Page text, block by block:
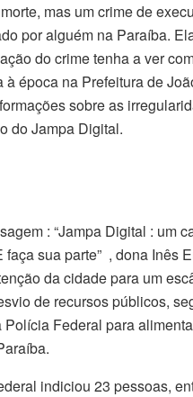
mas um crime de
por alguém na Paraíba.
do crime tenha a ver
à época na Prefeitura de
sobre as
do Jampa Digital.
: “Jampa Digital : um
faça sua parte” , dona Inês
da cidade para um
de recursos públicos,
Polícia Federal para
indiciou 23 pessoas,